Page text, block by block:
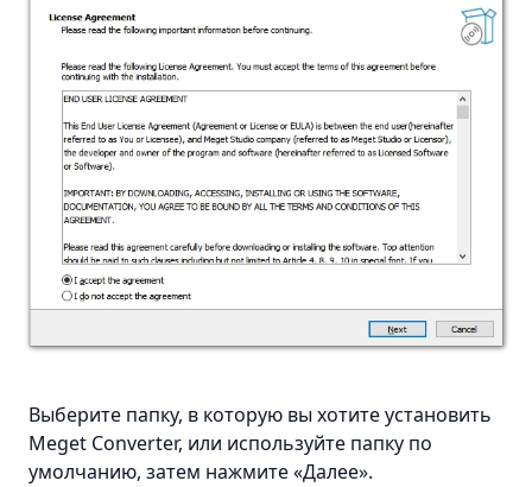
Выберите папку, в которую вы хотите установить
Meget Converter, или используйте папку по
умолчанию, затем нажмите «Далее».